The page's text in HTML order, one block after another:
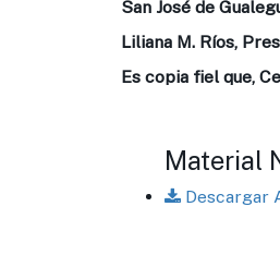
San José de
Liliana M. Ríos,
Es copia fiel que,
Material
Descargar